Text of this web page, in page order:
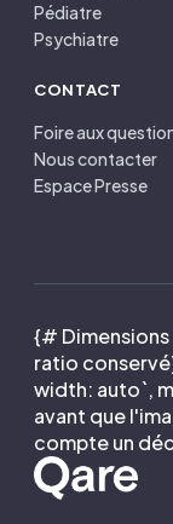
Pédiatre
Psychiatre
CONTACT
Foire aux
Nous contacter
Espace Presse
{# Dimensions
ratio
width: auto`,
avant que
compte un